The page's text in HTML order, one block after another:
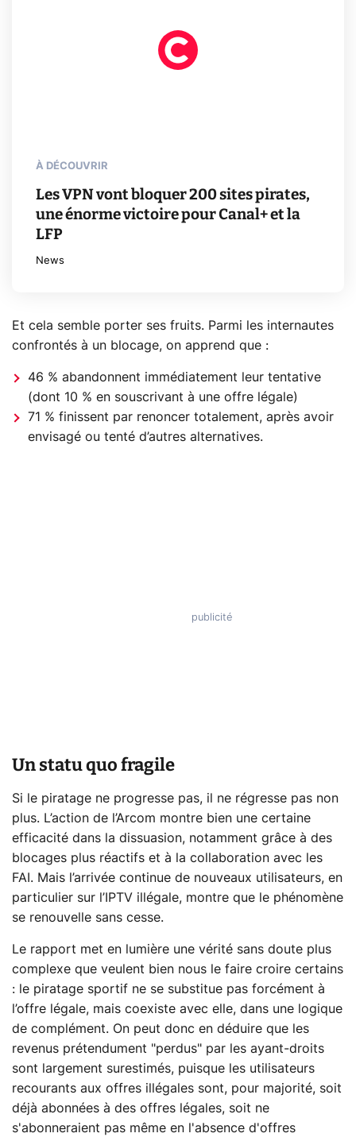
À DÉCOUVRIR
Les VPN vont bloquer 200 sites pirates,
une énorme victoire pour Canal+ et la
LFP
News
Et cela semble porter ses fruits. Parmi les internautes
confrontés à un blocage, on apprend que :
46 % abandonnent immédiatement leur tentative
(dont 10 % en souscrivant à une offre légale)
71 % finissent par renoncer totalement, après avoir
envisagé ou tenté d’autres alternatives.
Un statu quo fragile
Si le piratage ne progresse pas, il ne régresse pas non
plus. L’action de l’Arcom montre bien une certaine
efficacité dans la dissuasion, notamment grâce à des
blocages plus réactifs et à la collaboration avec les
FAI. Mais l’arrivée continue de nouveaux utilisateurs, en
particulier sur l’IPTV illégale, montre que le phénomène
se renouvelle sans cesse.
Le rapport met en lumière une vérité sans doute plus
complexe que veulent bien nous le faire croire certains
: le piratage sportif ne se substitue pas forcément à
l’offre légale, mais coexiste avec elle, dans une logique
de complément. On peut donc en déduire que les
revenus prétendument "perdus" par les ayant-droits
sont largement surestimés, puisque les utilisateurs
recourants aux offres illégales sont, pour majorité, soit
déjà abonnées à des offres légales, soit ne
s'abonneraient pas même en l'absence d'offres